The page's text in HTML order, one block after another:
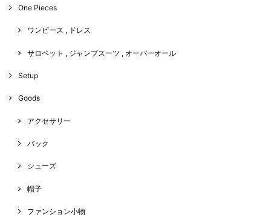
One Pieces
ワンピース , ドレス
サロペット , ジャンプスーツ , オーバーオール
Setup
Goods
アクセサリー
バック
シューズ
帽子
ファンション小物